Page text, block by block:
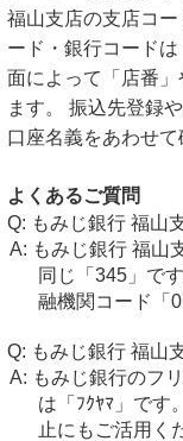
福山支店の支店コ
ード・銀行コード
面によって「店番
ます。 振込先登録
口座名義をあわせて
よくあるご質問
もみじ銀行 福山
もみじ銀行 福山
同じ「345」で
融機関コード「
もみじ銀行 福山
もみじ銀行のフ
は「ﾌｸﾔﾏ」です
止にもご活用く